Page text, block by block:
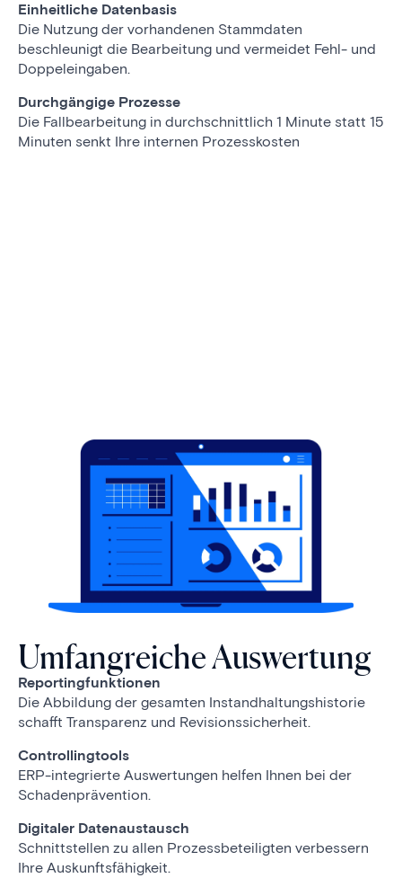
Einheitliche Datenbasis
Die Nutzung der vorhandenen Stammdaten
beschleunigt die Bearbeitung und vermeidet Fehl- und
Doppeleingaben.
Durchgängige Prozesse
Die Fallbearbeitung in durchschnittlich 1 Minute statt 15
Minuten senkt Ihre internen Prozesskosten
Umfangreiche Auswertung
Reportingfunktionen
Die Abbildung der gesamten Instandhaltungshistorie
schafft Transparenz und Revisionssicherheit.
Controllingtools
ERP-integrierte Auswertungen helfen Ihnen bei der
Schadenprävention.
Digitaler Datenaustausch
Schnittstellen zu allen Prozessbeteiligten verbessern
Ihre Auskunftsfähigkeit.